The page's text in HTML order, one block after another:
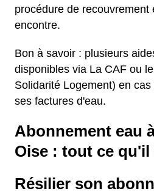
procédure de recouvrement
encontre.
Bon à savoir : plusieurs
disponibles via La CAF ou
Solidarité Logement) en
ses factures d'eau.
Abonnement eau
Oise : tout ce
Résilier son